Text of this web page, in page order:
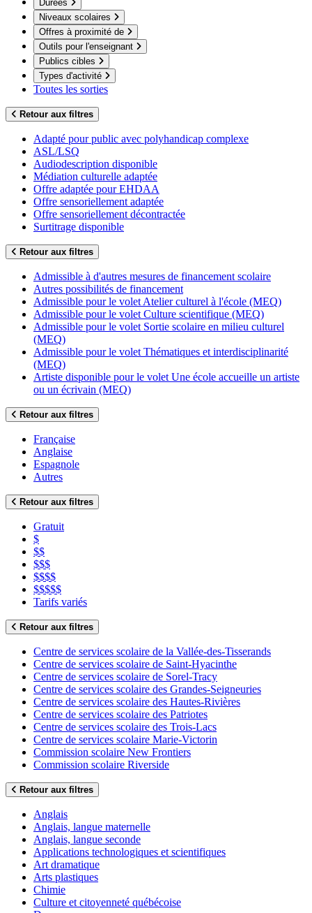
Durées
Niveaux scolaires
Offres à proximité de
Outils pour l'enseignant
Publics cibles
Types d'activité
Toutes les sorties
Retour aux filtres
Adapté pour public avec polyhandicap complexe
ASL/LSQ
Audiodescription disponible
Médiation culturelle adaptée
Offre adaptée pour EHDAA
Offre sensoriellement adaptée
Offre sensoriellement décontractée
Surtitrage disponible
Retour aux filtres
Admissible à d'autres mesures de financement scolaire
Autres possibilités de financement
Admissible pour le volet Atelier culturel à l'école (MEQ)
Admissible pour le volet Culture scientifique (MEQ)
Admissible pour le volet Sortie scolaire en milieu culturel
(MEQ)
Admissible pour le volet Thématiques et interdisciplinarité
(MEQ)
Artiste disponible pour le volet Une école accueille un artiste
ou un écrivain (MEQ)
Retour aux filtres
Française
Anglaise
Espagnole
Autres
Retour aux filtres
Gratuit
$
$$
$$$
$$$$
$$$$$
Tarifs variés
Retour aux filtres
Centre de services scolaire de la Vallée-des-Tisserands
Centre de services scolaire de Saint-Hyacinthe
Centre de services scolaire de Sorel-Tracy
Centre de services scolaire des Grandes-Seigneuries
Centre de services scolaire des Hautes-Rivières
Centre de services scolaire des Patriotes
Centre de services scolaire des Trois-Lacs
Centre de services scolaire Marie-Victorin
Commission scolaire New Frontiers
Commission scolaire Riverside
Retour aux filtres
Anglais
Anglais, langue maternelle
Anglais, langue seconde
Applications technologiques et scientifiques
Art dramatique
Arts plastiques
Chimie
Culture et citoyenneté québécoise